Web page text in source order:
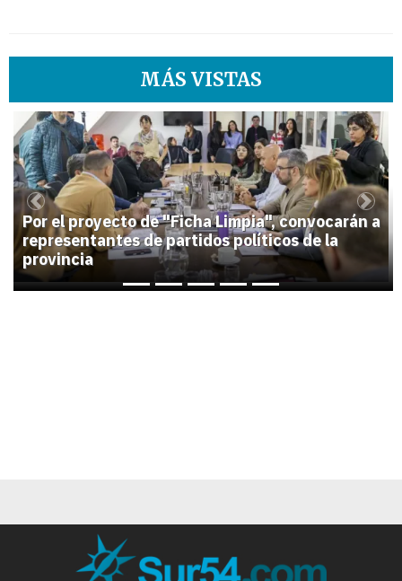
MÁS VISTAS
1
Por el proyecto de "Ficha Limpia", convocarán a
representantes de partidos políticos de la
provincia
Previous Next